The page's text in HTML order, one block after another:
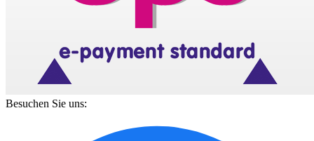
Besuchen Sie uns: